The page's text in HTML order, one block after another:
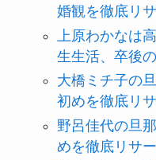
婚観を徹底リサ
上原わかなは
生生活、卒後
大橋ミチ子の
初めを徹底リサ
野呂佳代の旦
めを徹底リサー